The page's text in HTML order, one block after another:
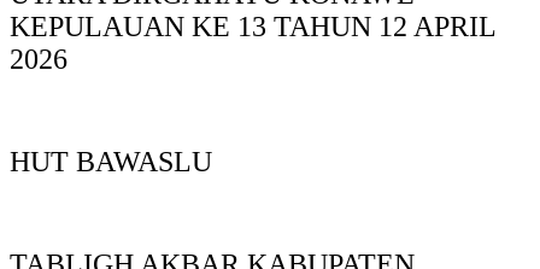
KEPULAUAN KE 13 TAHUN 12 APRIL
2026
HUT BAWASLU